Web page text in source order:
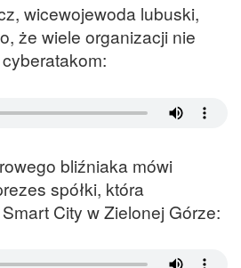
wicewojewoda lubuski,
że wiele organizacji nie
bliźniaka mówi
spółki, która
City w Zielonej Górze: